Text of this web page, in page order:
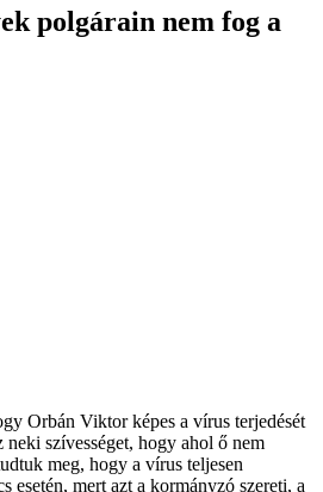
polgárain nem fog a
Orbán Viktor képes a vírus terjedését
szívességet, hogy ahol ő nem
meg, hogy a vírus teljesen
esetén, mert azt a kormányzó szereti, a